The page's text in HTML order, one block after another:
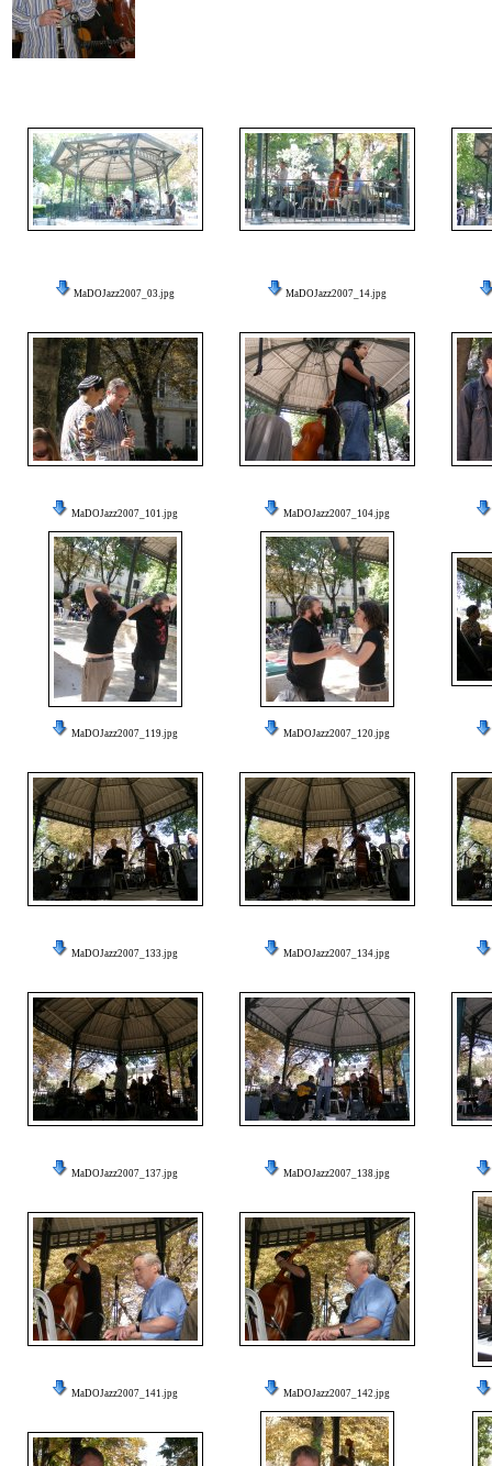
MaDOJazz2007_03.jpg MaDOJazz2007_14.jpg
MaDOJazz2007_101.jpg MaDOJazz2007_104.jpg
MaDOJazz2007_119.jpg MaDOJazz2007_120.jpg
MaDOJazz2007_133.jpg MaDOJazz2007_134.jpg
MaDOJazz2007_137.jpg MaDOJazz2007_138.jpg
MaDOJazz2007_141.jpg MaDOJazz2007_142.jpg